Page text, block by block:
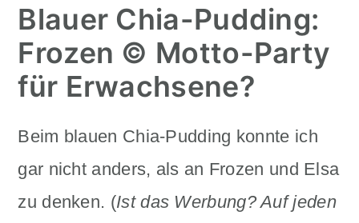
Blauer Chia-Pudding:
Frozen © Motto-Party
für Erwachsene?
Beim blauen Chia-Pudding konnte ich
gar nicht anders, als an Frozen und Elsa
zu denken. (Ist das Werbung? Auf jeden